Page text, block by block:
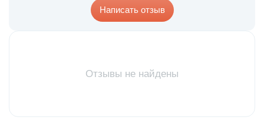
Написать отзыв
Отзывы не найдены